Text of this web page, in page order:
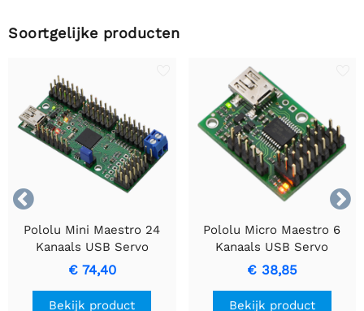
Soortgelijke producten


Pololu Mini Maestro 24
Kanaals USB Servo
Controller (Assembled)
€ 74,40
Bekijk product
Pololu Micro Maestro 6
Kanaals USB Servo
Controller (Assembled)
€ 38,85
Bekijk product